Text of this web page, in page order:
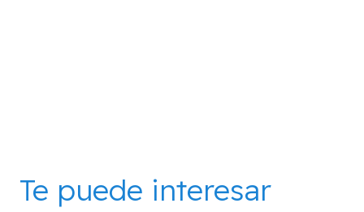
Te puede interesar